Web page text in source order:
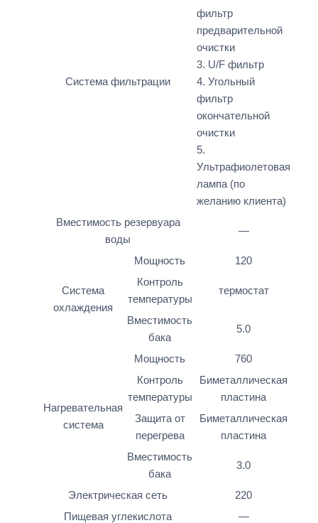
Система фильтрации
фильтр
предварительной
очистки
3. U/F фильтр
4. Угольный
фильтр
окончательной
очистки
5.
Ультрафиолетовая
лампа (по
желанию клиента)
Вместимость резервуара
воды
—
Система
охлаждения
Мощность
120
Контроль
температуры
термостат
Вместимость
бака
5.0
Нагревательная
система
Мощность
760
Контроль
температуры
Биметаллическая
пластина
Защита от
перегрева
Биметаллическая
пластина
Вместимость
бака
3.0
Электрическая сеть
220
Пищевая углекислота
—